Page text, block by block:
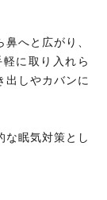
へと広がり、
に取り入れら
出しやカバンに
な眠気対策とし